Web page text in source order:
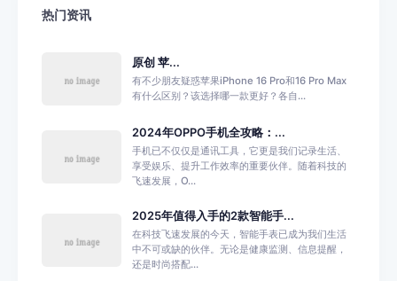
热门资讯
原创 苹...
有不少朋友疑惑苹果iPhone 16 Pro和16 Pro Max
有什么区别？该选择哪一款更好？各自...
2024年OPPO手机全攻略：...
手机已不仅仅是通讯工具，它更是我们记录生活、
享受娱乐、提升工作效率的重要伙伴。随着科技的
飞速发展，O...
2025年值得入手的2款智能手...
在科技飞速发展的今天，智能手表已成为我们生活
中不可或缺的伙伴。无论是健康监测、信息提醒，
还是时尚搭配...